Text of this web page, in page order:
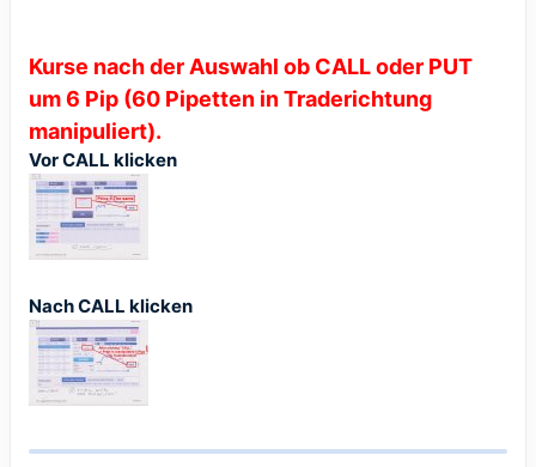
Kurse nach der Auswahl ob CALL oder PUT
um 6 Pip (60 Pipetten in Traderichtung
manipuliert).
Vor CALL klicken
Nach CALL klicken